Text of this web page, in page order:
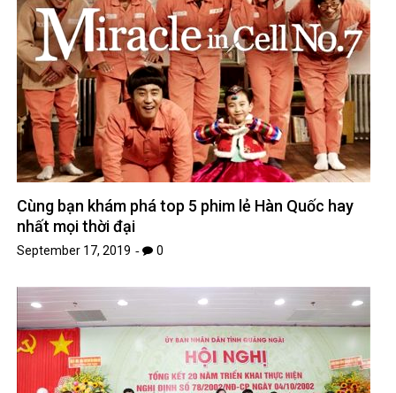
Cùng bạn khám phá top 5 phim lẻ Hàn Quốc hay
nhất mọi thời đại
September 17, 2019 0